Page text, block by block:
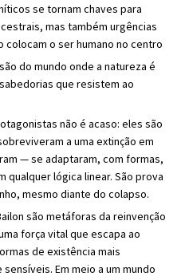
se tornam chaves para
mas também urgências
colocam o ser humano no centro
do mundo onde a natureza é
que resistem ao
não é acaso: eles são
a uma extinção em
— se adaptaram, com formas,
lógica linear. São prova
mesmo diante do colapso.
são metáforas da reinvenção
força vital que escapa ao
de existência mais
Em meio a um mundo